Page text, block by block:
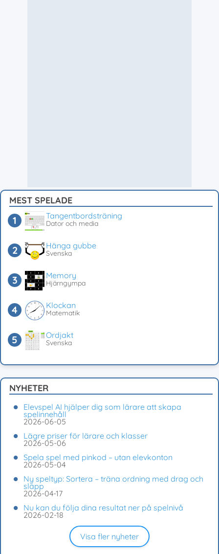
MEST SPELADE
Tangentbordsträning
Dator och media
Hänga gubbe
Svenska
Memory
Hjärngympa
Klockan
Matematik
Ordjakt
Svenska
NYHETER
Elevspel AI hjälper dig som lärare att skapa
spelinnehåll
2026-06-05
Lägre priser för lärare och klasser
2026-05-06
Spela spel med pinkod – utan elevkonton
2026-05-04
Ny speltyp: Sortera – träna ordning med drag och
släpp
2026-04-17
Nu kan du följa dina resultat ner på spelnivå
2026-02-18
Visa fler nyheter